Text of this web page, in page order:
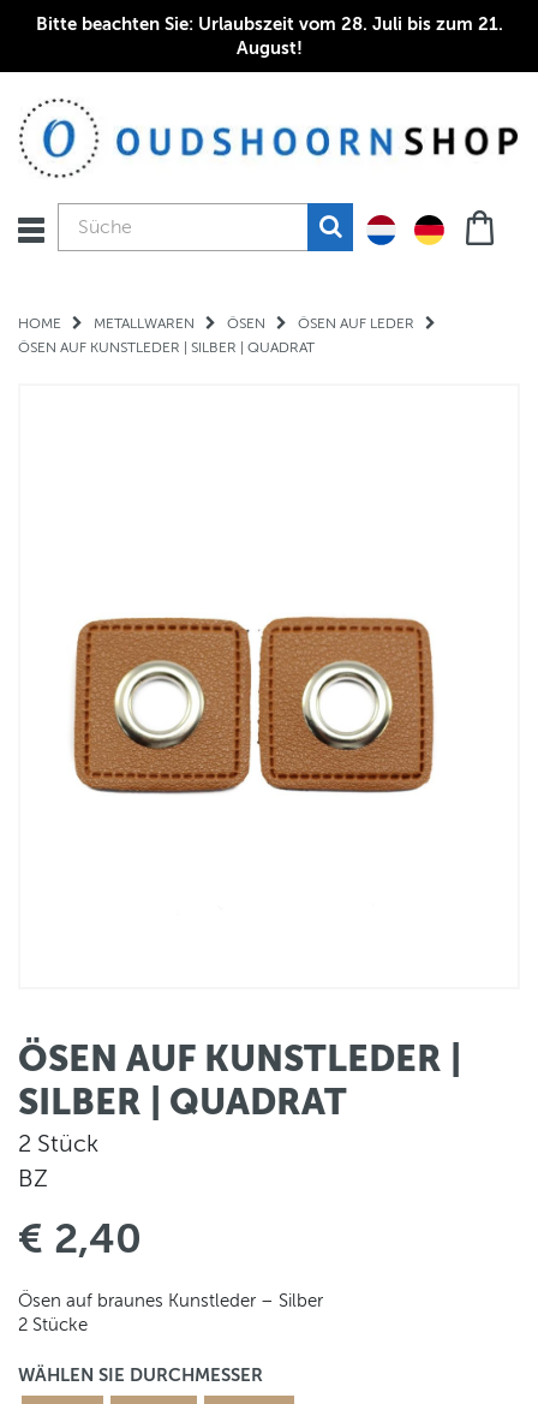
Bitte beachten Sie: Urlaubszeit vom 28. Juli bis zum 21.
August!
HOME METALLWAREN ÖSEN
ÖSEN AUF LEDER
ÖSEN AUF KUNSTLEDER | SILBER | QUADRAT
ÖSEN AUF KUNSTLEDER |
SILBER | QUADRAT
2 Stück
BZ
€ 2,40
Ösen auf braunes Kunstleder – Silber
2 Stücke
WÄHLEN SIE DURCHMESSER